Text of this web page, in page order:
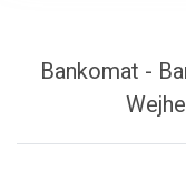
Bankomat -